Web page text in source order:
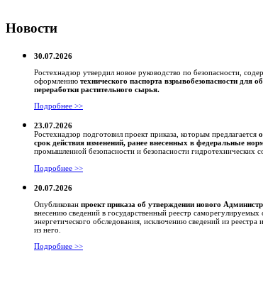
Новости
30.07.2026
Ростехнадзор утвердил новое руководство по безопасности,
оформлению технического паспорта взрывобезопасности для
переработки растительного сырья.
Подробнее >>
23.07.2026
Ростехнадзор подготовил проект приказа, которым предлагается
срок действия изменений, ранее внесенных в федеральные
промышленной безопасности и безопасности гидротехнических
Подробнее >>
20.07.2026
Опубликован проект приказа об утверждении нового
внесению сведений в государственный реестр саморегулируемых
энергетического обследования, исключению сведений из реестра
из него.
Подробнее >>